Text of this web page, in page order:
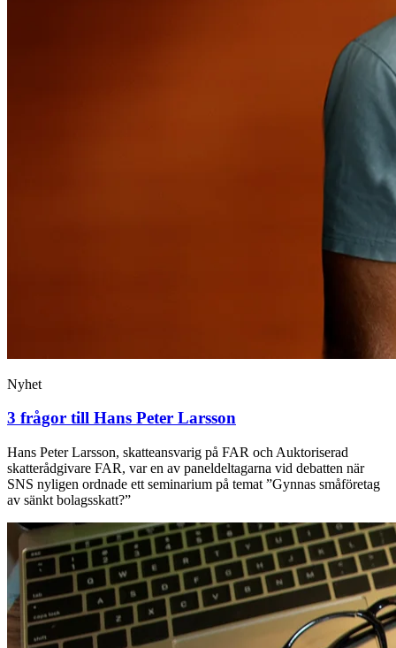
Nyhet
3 frågor till Hans Peter Larsson
Hans Peter Larsson, skatteansvarig på FAR och Auktoriserad
skatterådgivare FAR, var en av paneldeltagarna vid debatten när
SNS nyligen ordnade ett seminarium på temat ”Gynnas småföretag
av sänkt bolagsskatt?”